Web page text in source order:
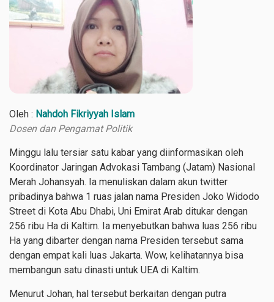
Oleh : Nahdoh Fikriyyah Islam
Dosen dan Pengamat Politik
Minggu lalu tersiar satu kabar yang diinformasikan oleh
Koordinator Jaringan Advokasi Tambang (Jatam) Nasional
Merah Johansyah. Ia menuliskan dalam akun twitter
pribadinya bahwa 1 ruas jalan nama Presiden Joko Widodo
Street di Kota Abu Dhabi, Uni Emirat Arab ditukar dengan
256 ribu Ha di Kaltim. Ia menyebutkan bahwa luas 256 ribu
Ha yang dibarter dengan nama Presiden tersebut sama
dengan empat kali luas Jakarta. Wow, kelihatannya bisa
membangun satu dinasti untuk UEA di Kaltim.
Menurut Johan, hal tersebut berkaitan dengan putra